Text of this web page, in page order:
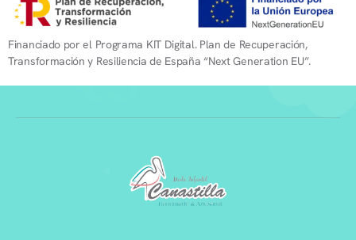
Financiado por el Programa KIT Digital. Plan de Recuperación,
Transformación y Resiliencia de España “Next Generation EU”.